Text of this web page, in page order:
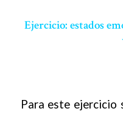
Ejercicio: estados
Para este ejercicio